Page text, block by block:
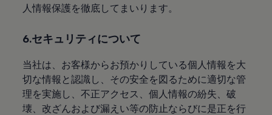
人情報保護を徹底してまいります。
6.セキュリティについて
当社は、お客様からお預かりしている個人情報を大
切な情報と認識し、その安全を図るために適切な管
理を実施し、不正アクセス、個人情報の紛失、破
壊、改ざんおよび漏えい等の防止ならびに是正を行